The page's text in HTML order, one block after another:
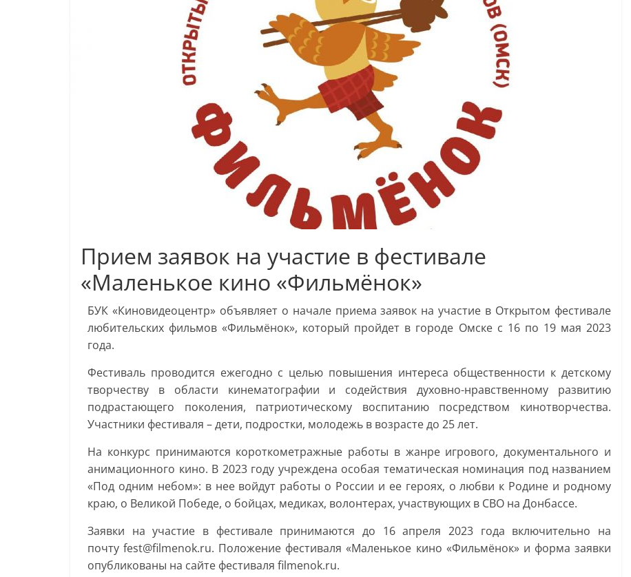
Прием заявок на участие в фестивале
«Маленькое кино «Фильмёнок»
БУК «Киновидеоцентр» объявляет о начале приема заявок на участие в Открытом фестивале
любительских фильмов «Фильмёнок», который пройдет в городе Омске с 16 по 19 мая 2023
года.
Фестиваль проводится ежегодно с целью повышения интереса общественности к детскому
творчеству в области кинематографии и содействия духовно-нравственному развитию
подрастающего поколения, патриотическому воспитанию посредством кинотворчества.
Участники фестиваля – дети, подростки, молодежь в возрасте до 25 лет.
На конкурс принимаются короткометражные работы в жанре игрового, документального и
анимационного кино. В 2023 году учреждена особая тематическая номинация под названием
«Под одним небом»: в нее войдут работы о России и ее героях, о любви к Родине и родному
краю, о Великой Победе, о бойцах, медиках, волонтерах, участвующих в СВО на Донбассе.
Заявки на участие в фестивале принимаются до 16 апреля 2023 года включительно на
почтуfest@filmenok.ru. Положение фестиваля «Маленькое кино «Фильмёнок» и форма заявки
опубликованы на сайте фестиваля filmenok.ru.